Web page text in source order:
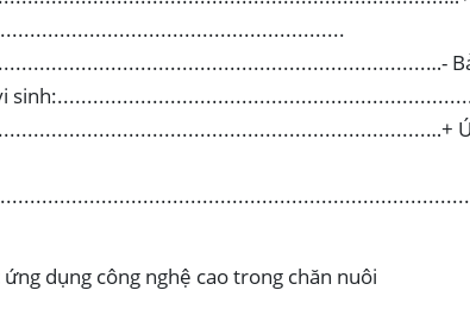
dụng công nghệ cao trong chăn nuôi